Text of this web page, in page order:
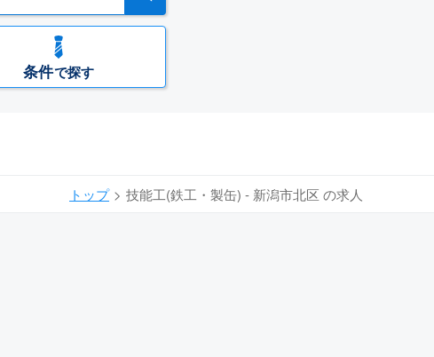
条件で探す
トップ 技能工(鉄工・製缶) - 新潟市北区 の求人